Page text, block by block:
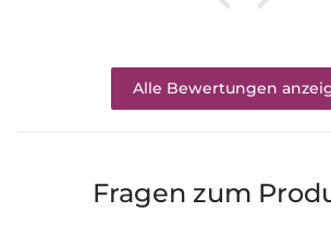
Alle Bewertungen
Fragen zum